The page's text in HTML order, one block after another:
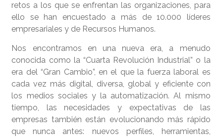
retos a los que se enfrentan las organizaciones, para
ello se han encuestado a más de 10.000 líderes
empresariales y de Recursos Humanos.
Nos encontramos en una nueva era, a menudo
conocida como la “Cuarta Revolución Industrial” o la
era del “Gran Cambio”, en el que la fuerza laboral es
cada vez más digital, diversa, global y eficiente con
los medios sociales y la automatización. Al mismo
tiempo, las necesidades y expectativas de las
empresas también están evolucionando más rápido
que nunca antes: nuevos perfiles, herramientas,